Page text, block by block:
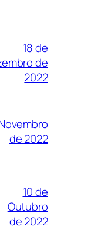
18 de
de
2022
de 2022
10 de
Outubro
de 2022